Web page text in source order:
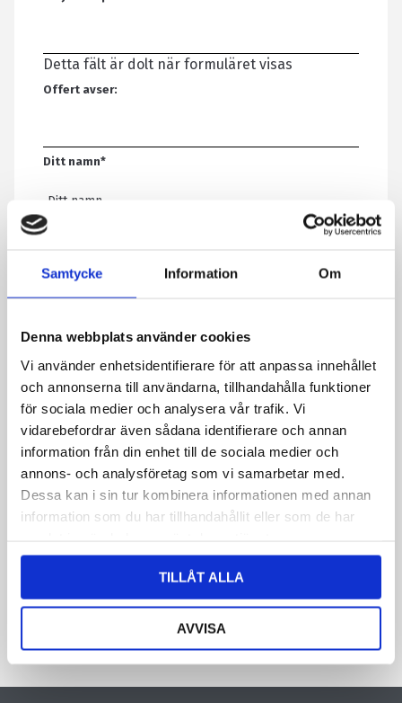
Samtycke Information Om
Denna webbplats använder cookies
Vi använder enhetsidentifierare för att anpassa innehållet
och annonserna till användarna, tillhandahålla funktioner
för sociala medier och analysera vår trafik. Vi
vidarebefordrar även sådana identifierare och annan
information från din enhet till de sociala medier och
annons- och analysföretag som vi samarbetar med.
Dessa kan i sin tur kombinera informationen med annan
information som du har tillhandahållit eller som de har
TILLÅT ALLA
AVVISA
Detta fält är dolt när formuläret visas
Offert avser:
Ditt namn*
E-post
Genom att skicka formuläret godkänner du att vi sparar
information om dig. Läs mer om hur vi behandlar dina
personuppgifter i vår integritetspolicy.